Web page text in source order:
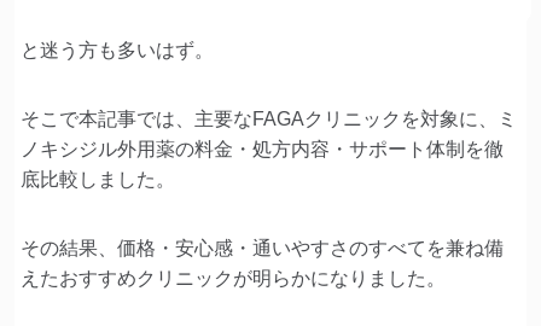
と迷う方も多いはず。
そこで本記事では、主要なFAGAクリニックを対象に、ミ
ノキシジル外用薬の料金・処方内容・サポート体制を徹
底比較しました。
その結果、価格・安心感・通いやすさのすべてを兼ね備
えたおすすめクリニックが明らかになりました。